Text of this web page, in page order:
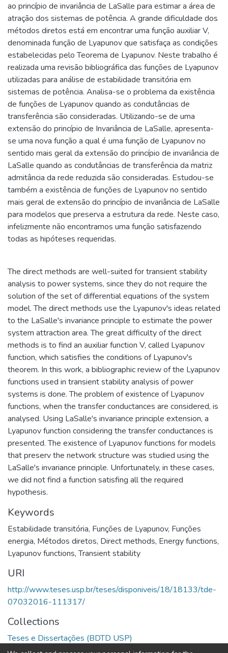
ao princípio de invariância de LaSalle para estimar a área de
atração dos sistemas de potência. A grande dificuldade dos
métodos diretos está em encontrar uma função auxiliar V,
denominada função de Lyapunov que satisfaça as condições
estabelecidas pelo Teorema de Lyapunov. Neste trabalho é
realizada uma revisão bibliográfica das funções de Lyapunov
utilizadas para análise de estabilidade transitória em
sistemas de potência. Analisa-se o problema da existência
de funções de Lyapunov quando as condutâncias de
transferência são consideradas. Utilizando-se de uma
extensão do princípio de Invariância de LaSalle, apresenta-
se uma nova função a qual é uma função de Lyapunov no
sentido mais geral da extensão do princípio de invariância de
LaSalle quando as condutâncias de transferência da matriz
admitância da rede reduzida são consideradas. Estudou-se
também a existência de funções de Lyapunov no sentido
mais geral de extensão do princípio de invariância de LaSalle
para modelos que preserva a estrutura da rede. Neste caso,
infelizmente não encontramos uma função satisfazendo
todas as hipóteses requeridas.
The direct methods are well-suited for transient stability
analysis to power systems, since they do not require the
solution of the set of differential equations of the system
model. The direct methods use the Lyapunov's ideas related
to the LaSalle's invariance principle to estimate the power
system attraction area. The great difficulty of the direct
methods is to find an auxiliar function V, called Lyapunov
function, which satisfies the conditions of Lyapunov's
theorem. In this work, a bibliographic review of the Lyapunov
functions used in transient stability analysis of power
systems is done. The problem of existence of Lyapunov
functions, when the transfer conductances are considered, is
analysed. Using LaSalle's invariance principle extension, a
Lyapunov function considering the transfer conductances is
presented. The existence of Lyapunov functions for models
that preserv the network structure was studied using the
LaSalle's invariance principle. Unfortunately, in these cases,
we did not find a function satisfing all the required
hypothesis.
Keywords
Estabilidade transitória, Funções de Lyapunov, Funções
energia, Métodos diretos, Direct methods, Energy functions,
Lyapunov functions,Transient stability
URI
http://www.teses.usp.br/teses/disponiveis/18/18133/tde-
07032016-111317/
Collections
Teses e Dissertações (BDTD USP)